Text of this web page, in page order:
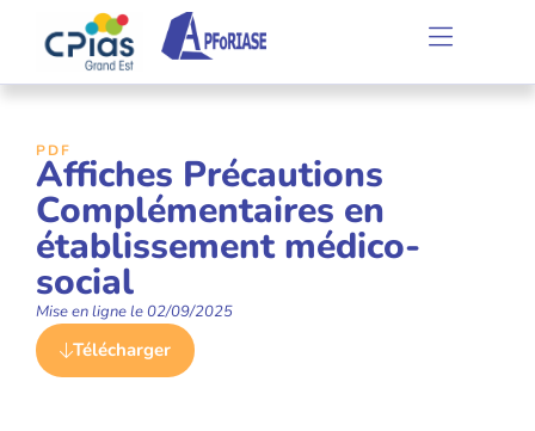
PDF
Affiches Précautions
Complémentaires en
établissement médico-
social
Mise en ligne le 02/09/2025
Télécharger